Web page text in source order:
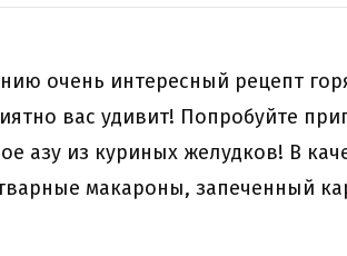
очень интересный рецепт
вас удивит! Попробуйте
азу из куриных желудков! В
макароны, запеченный